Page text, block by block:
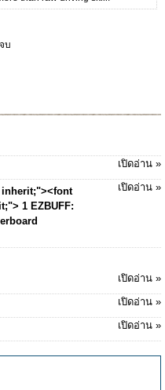
บ
เปิดอ่าน »
1 EZBUFF:
เปิดอ่าน »
เปิดอ่าน »
เปิดอ่าน »
เปิดอ่าน »